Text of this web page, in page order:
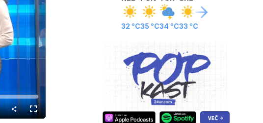
Celozaslonski
način
32 °C35 °C34 °C33 °C